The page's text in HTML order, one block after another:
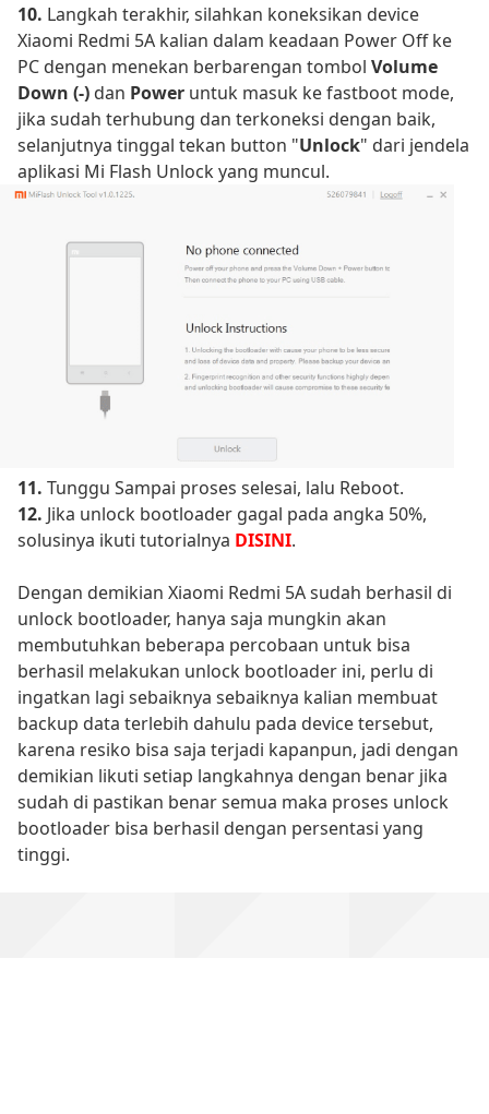
10. Langkah terakhir, silahkan koneksikan device
Xiaomi Redmi 5A kalian dalam keadaan Power Off ke
PC dengan menekan berbarengan tombol Volume
Down (-) dan Power untuk masuk ke fastboot mode,
jika sudah terhubung dan terkoneksi dengan baik,
selanjutnya tinggal tekan button "Unlock" dari jendela
aplikasi Mi Flash Unlock yang muncul.
11. Tunggu Sampai proses selesai, lalu Reboot.
12. Jika unlock bootloader gagal pada angka 50%,
solusinya ikuti tutorialnya DISINI.
Dengan demikian Xiaomi Redmi 5A sudah berhasil di
unlock bootloader, hanya saja mungkin akan
membutuhkan beberapa percobaan untuk bisa
berhasil melakukan unlock bootloader ini, perlu di
ingatkan lagi sebaiknya sebaiknya kalian membuat
backup data terlebih dahulu pada device tersebut,
karena resiko bisa saja terjadi kapanpun, jadi dengan
demikian likuti setiap langkahnya dengan benar jika
sudah di pastikan benar semua maka proses unlock
bootloader bisa berhasil dengan persentasi yang
tinggi.